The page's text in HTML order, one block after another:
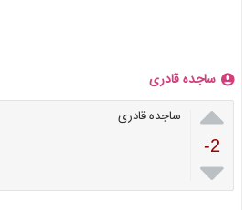
ساجده قادری

-2

ساجده قادری